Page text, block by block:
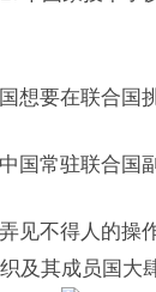
想要在联合国
国常驻联合国
见不得人的操
及其成员国